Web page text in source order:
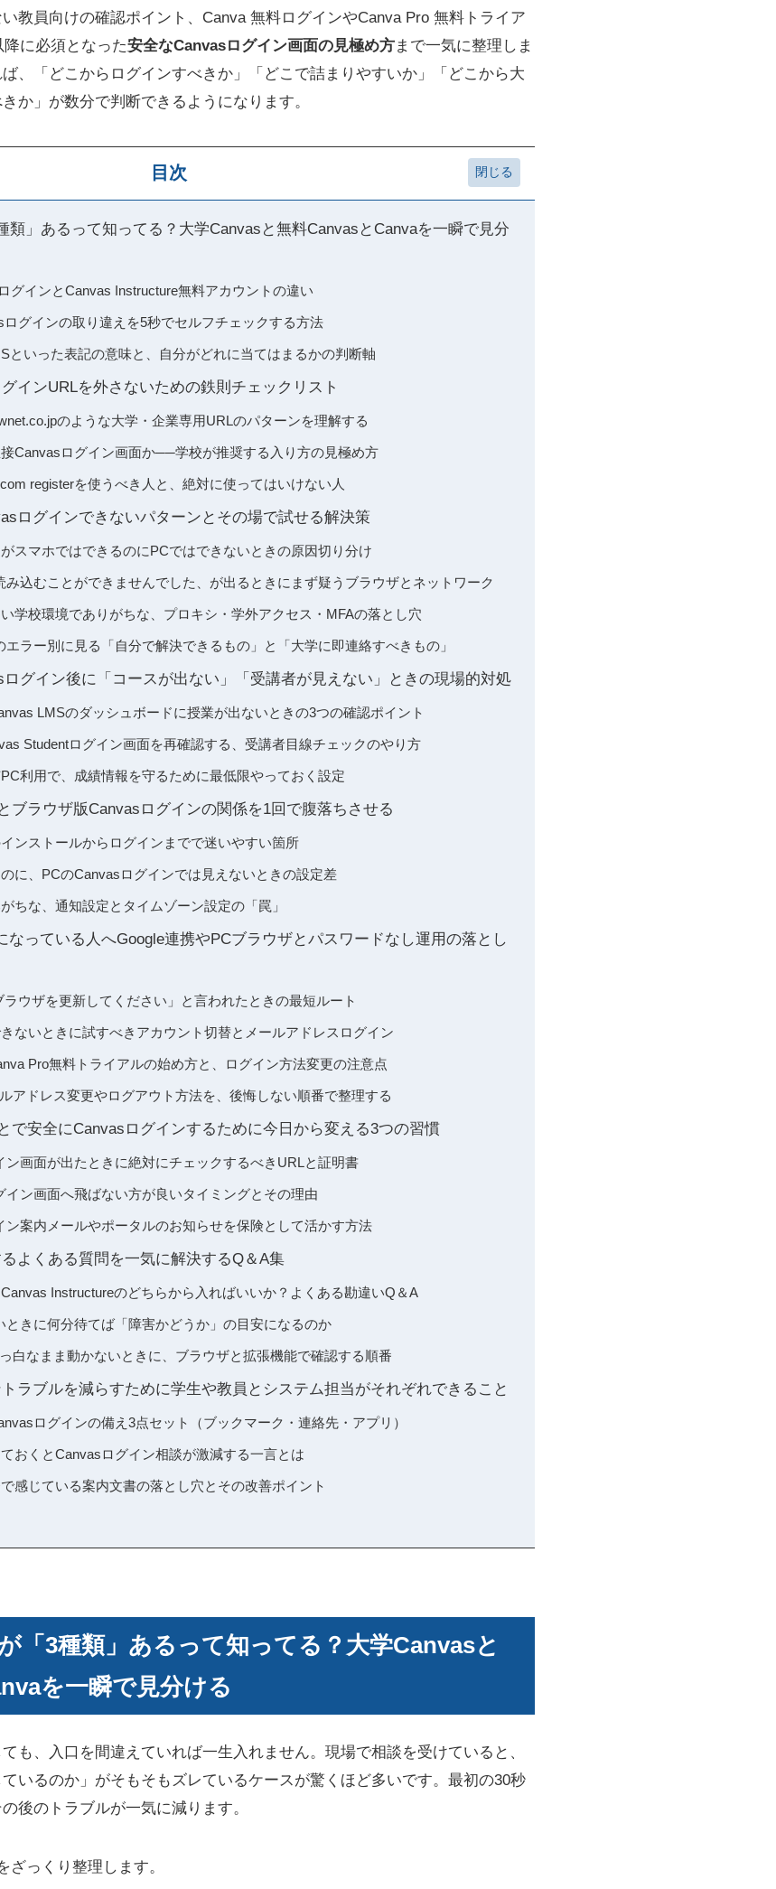
教員向けの確認ポイント、Canva 無料ログインやCanva Pro 無料トライア
に必須となった安全なCanvasログイン画面の見極め方まで一気に整理しま
、「どこからログインすべきか」「どこで詰まりやすいか」「どこから大
か」が数分で判断できるようになります。
目次
類」あるって知ってる？大学Canvasと無料CanvasとCanvaを一瞬で見分
グインとCanvas Instructure無料アカウントの違い
グインの取り違えを5秒でセルフチェックする方法
といった表記の意味と、自分がどれに当てはまるかの判断軸
インURLを外さないための鉄則チェックリスト
のような大学・企業専用URLのパターンを理解する
Canvasログイン画面か──学校が推奨する入り方の見極め方
registerを使うべき人と、絶対に使ってはいけない人
ログインできないパターンとその場で試せる解決策
スマホではできるのにPCではできないときの原因切り分け
込むことができませんでした、が出るときにまず疑うブラウザとネットワーク
学校環境でありがちな、プロキシ・学外アクセス・MFAの落とし穴
ラー別に見る「自分で解決できるもの」と「大学に即連絡すべきもの」
グイン後に「コースが出ない」「受講者が見えない」ときの現場的対処
LMSのダッシュボードに授業が出ないときの3つの確認ポイント
Studentログイン画面を再確認する、受講者目線チェックのやり方
利用で、成績情報を守るために最低限やっておく設定
ブラウザ版Canvasログインの関係を1回で腹落ちさせる
ンストールからログインまでで迷いやすい箇所
に、PCのCanvasログインでは見えないときの設定差
ちな、通知設定とタイムゾーン設定の「罠」
なっている人へGoogle連携やPCブラウザとパスワードなし運用の落とし
ウザを更新してください」と言われたときの最短ルート
ないときに試すべきアカウント切替とメールアドレスログイン
Pro無料トライアルの始め方と、ログイン方法変更の注意点
アドレス変更やログアウト方法を、後悔しない順番で整理する
で安全にCanvasログインするために今日から変える3つの習慣
ン画面が出たときに絶対にチェックするべきURLと証明書
ン画面へ飛ばない方が良いタイミングとその理由
ン案内メールやポータルのお知らせを保険として活かす方法
よくある質問を一気に解決するQ＆A集
Instructureのどちらから入ればいいか？よくある勘違いQ＆A
ときに何分待てば「障害かどうか」の目安になるのか
白なまま動かないときに、ブラウザと拡張機能で確認する順番
ラブルを減らすために学生や教員とシステム担当がそれぞれできること
ログインの備え3点セット（ブックマーク・連絡先・アプリ）
おくとCanvasログイン相談が激減する一言とは
感じている案内文書の落とし穴とその改善ポイント
「3種類」あるって知ってる？大学Canvasと
を一瞬で見分ける
も、入口を間違えていれば一生入れません。現場で相談を受けていると、
ているのか」がそもそもズレているケースが驚くほど多いです。最初の30秒
後のトラブルが一気に減ります。
ざっくり整理します。